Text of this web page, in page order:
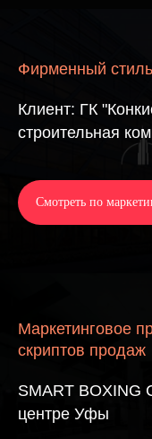
Фирменный
Клиент: ГК
строительная
Смотреть по
Маркетинговое
скриптов продаж
SMART BOXING
центре Уфы